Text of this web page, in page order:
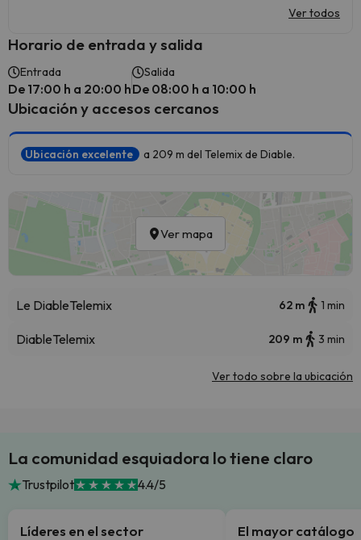
Ver todos
Horario de entrada y salida
Entrada
De 17:00 h a 20:00 h
Salida
De 08:00 h a 10:00 h
Ubicación y accesos cercanos
Ubicación excelente a 209 m del Telemix de Diable.
Ver mapa
Le DiableTelemix 62 m 1 min
DiableTelemix 209 m 3 min
Ver todo sobre la ubicación
La comunidad esquiadora lo tiene claro
Trustpilot 4.4/5
Líderes en el sector El mayor catálogo